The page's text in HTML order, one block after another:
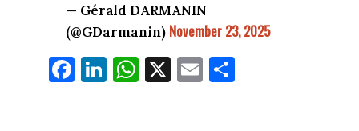
— Gérald DARMANIN
(@GDarmanin) November 23, 2025
Fa
ce
Li
nk
W
ha
X E
m
Pa
rt